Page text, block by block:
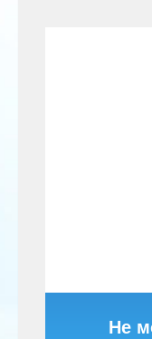
Не